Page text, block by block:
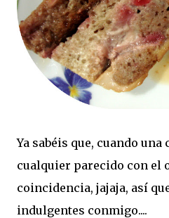
Ya sabéis que, cuando una
cualquier parecido con el
coincidencia, jajaja, así
indulgentes conmigo....